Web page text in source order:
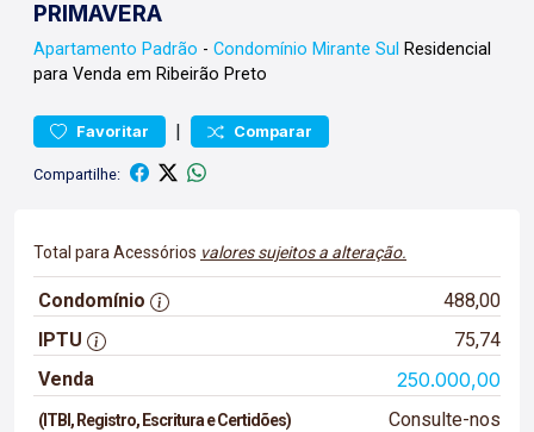
PRIMAVERA
Apartamento Padrão - Condomínio Mirante Sul Residencial
para Venda em Ribeirão Preto
Favoritar | Comparar
Compartilhe:
Total para Acessórios valores sujeitos a alteração.
Condomínio
488,00
IPTU
75,74
Venda
250.000,00
(ITBI, Registro, Escritura e Certidões) Consulte-nos